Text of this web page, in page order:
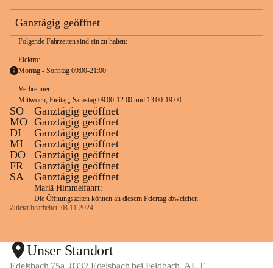
m
Ganztägig geöffnet
Folgende Fahrzeiten sind ein zu halten:
Elektro:
Montag - Sonntag 09:00-21:00
Verbrenner:
Mittwoch, Freitag, Samstag 09:00-12:00 und 13:00-19:00
SO
Ganztägig geöffnet
MO Ganztägig geöffnet
DI
Ganztägig geöffnet
MI
Ganztägig geöffnet
DO
Ganztägig geöffnet
FR
Ganztägig geöffnet
SA
Ganztägig geöffnet
Mariä Himmelfahrt:
Die Öffnungszeiten können an diesem Feiertag abweichen.
Zuletzt bearbeitet: 08.11.2024
Unser Standort
Edelsbach 75a, 8332 Edelsbach bei Feldbach, AUT